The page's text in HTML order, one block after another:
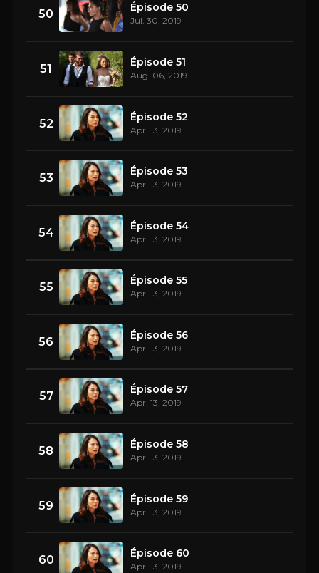
50 Épisode 50
Jul. 30, 2019
51 Épisode 51
Aug. 06, 2019
52 Épisode 52
Apr. 13, 2019
53 Épisode 53
Apr. 13, 2019
54 Épisode 54
Apr. 13, 2019
55 Épisode 55
Apr. 13, 2019
56 Épisode 56
Apr. 13, 2019
57 Épisode 57
Apr. 13, 2019
58 Épisode 58
Apr. 13, 2019
59 Épisode 59
Apr. 13, 2019
60 Épisode 60
Apr. 13, 2019